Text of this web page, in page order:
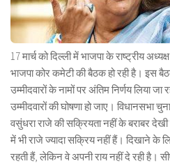
17 मार्च को दिल्ली में भाजपा के राष्ट्रीय
भाजपा कोर कमेटी की बैठक हो रही है। इस
उम्मीदवारों के नामों पर अंतिम निर्णय लिया जा
उम्मीदवारों की घोषणा हो जाए। विधानसभा
वसुंधरा राजे की सक्रियता नहीं के बराबर
में भी राजे ज्यादा सक्रिय नहीं हैं। दिखाने के
रहती हैं, लेकिन वे अपनी राय नहीं दे रही है।